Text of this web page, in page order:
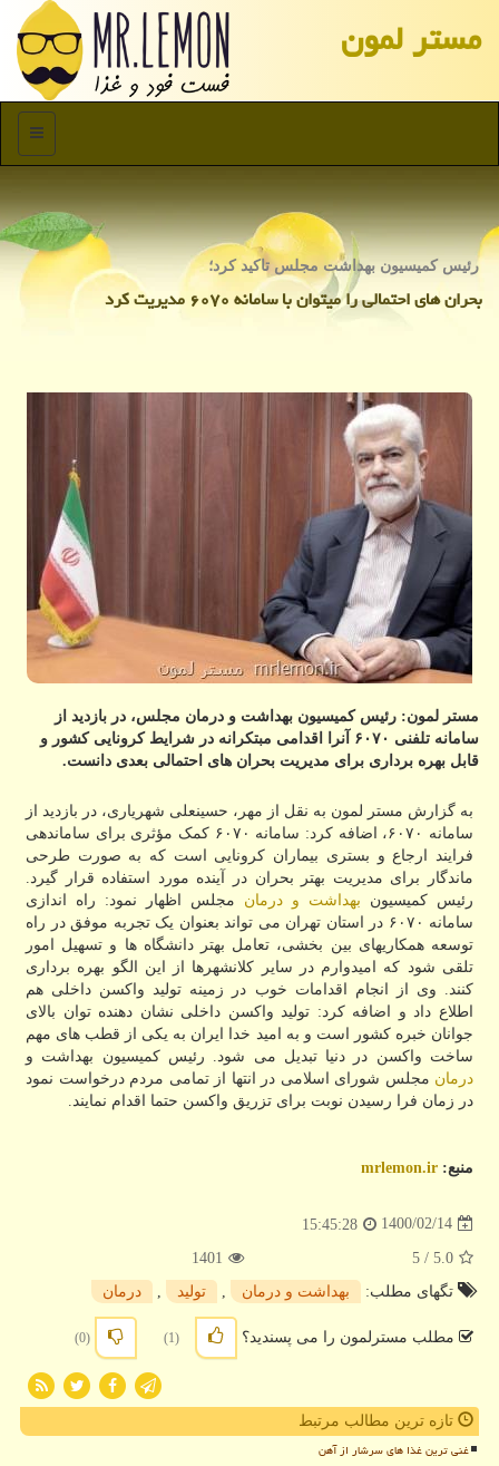
مستر لمون
منو
رئیس كمیسیون بهداشت مجلس تاكید كرد؛
بحران های احتمالی را میتوان با سامانه ۶۰۷۰ مدیریت كرد
مستر لمون: رئیس کمیسیون بهداشت و درمان مجلس، در بازدید از
سامانه تلفنی ۶۰۷۰ آنرا اقدامی مبتکرانه در شرایط کرونایی کشور و
قابل بهره برداری برای مدیریت بحران های احتمالی بعدی دانست.
به گزارش مستر لمون به نقل از مهر، حسینعلی شهریاری، در بازدید از
سامانه ۶۰۷۰، اضافه کرد: سامانه ۶۰۷۰ کمک مؤثری برای ساماندهی
فرایند ارجاع و بستری بیماران کرونایی است که به صورت طرحی
ماندگار برای مدیریت بهتر بحران در آینده مورد استفاده قرار گیرد.
رئیس کمیسیون بهداشت و درمان مجلس اظهار نمود: راه اندازی
سامانه ۶۰۷۰ در استان تهران می تواند بعنوان یک تجربه موفق در راه
توسعه همکاریهای بین بخشی، تعامل بهتر دانشگاه ها و تسهیل امور
تلقی شود که امیدوارم در سایر کلانشهرها از این الگو بهره برداری
کنند. وی از انجام اقدامات خوب در زمینه تولید واکسن داخلی هم
اطلاع داد و اضافه کرد: تولید واکسن داخلی نشان دهنده توان بالای
جوانان خبره کشور است و به امید خدا ایران به یکی از قطب های مهم
ساخت واکسن در دنیا تبدیل می شود. رئیس کمیسیون بهداشت و
درمان مجلس شورای اسلامی در انتها از تمامی مردم درخواست نمود
در زمان فرا رسیدن نوبت برای تزریق واکسن حتما اقدام نمایند.
منبع: mrlemon.ir
1400/02/14
15:45:28
5.0
/ 5
1401
تگهای مطلب:
بهداشت و درمان تولید درمان
مطلب مسترلمون را می پسندید؟ (1)
(0)
تازه ترین مطالب مرتبط
غنی ترین غذا های سرشار از آهن